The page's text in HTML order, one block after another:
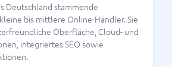
Deutschland stammende
bis mittlere Online-Händler. Sie
Oberfläche, Cloud- und
integriertes SEO sowie